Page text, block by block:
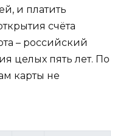
и платить
счёта
– российский
целых пять лет. По
карты не